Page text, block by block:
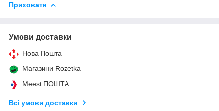
Приховати
Умови доставки
Нова Пошта
Магазини Rozetka
Meest ПОШТА
Всі умови доставки